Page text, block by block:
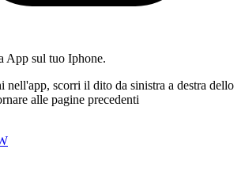
App sul tuo Iphone.
nell'app, scorri il dito da sinistra a destra dello
alle pagine precedenti